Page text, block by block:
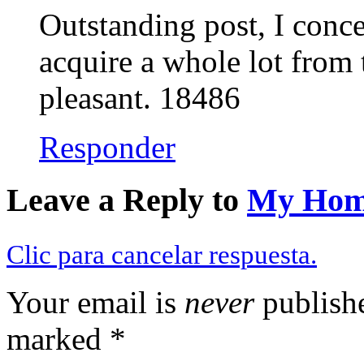
Outstanding post, I
acquire a whole lot
pleasant. 18486
Responder
Leave a Reply to My
Clic para cancelar respuesta.
Your email is never
marked *